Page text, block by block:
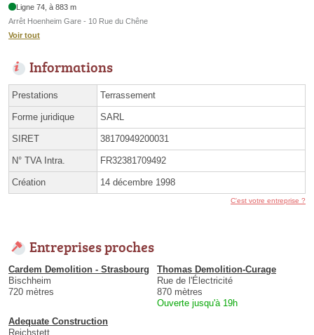
Ligne 74, à 883 m
Arrêt Hoenheim Gare - 10 Rue du Chêne
Voir tout
Informations
Prestations Terrassement
Forme juridique SARL
SIRET 38170949200031
N° TVA Intra. FR32381709492
Création 14 décembre 1998
C'est votre entreprise ?
Entreprises proches
Cardem Demolition - Strasbourg
Bischheim
720 mètres
Thomas Demolition-Curage
Rue de l'Électricité
870 mètres
Ouverte jusqu'à 19h
Adequate Construction
Reichstett